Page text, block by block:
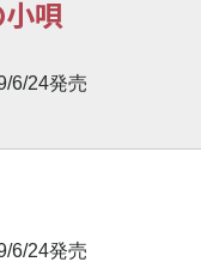
唄
6/24発売
6/24発売